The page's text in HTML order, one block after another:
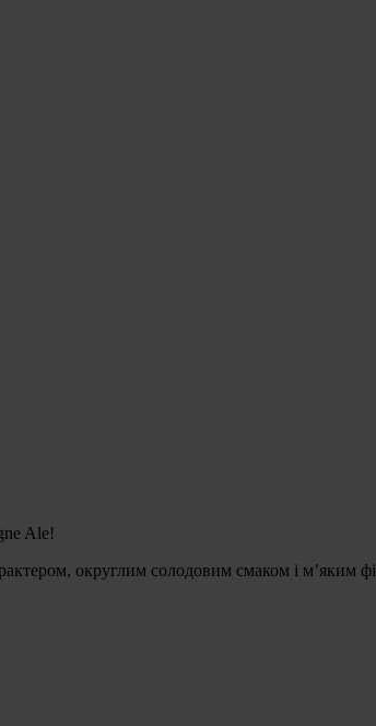
Ale!
округлим солодовим смаком і мʼяким